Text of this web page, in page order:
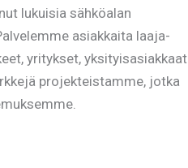
lukuisia sähköalan
asiakkaita laaja-
yritykset, yksityisasiakkaat
projekteistamme, jotka